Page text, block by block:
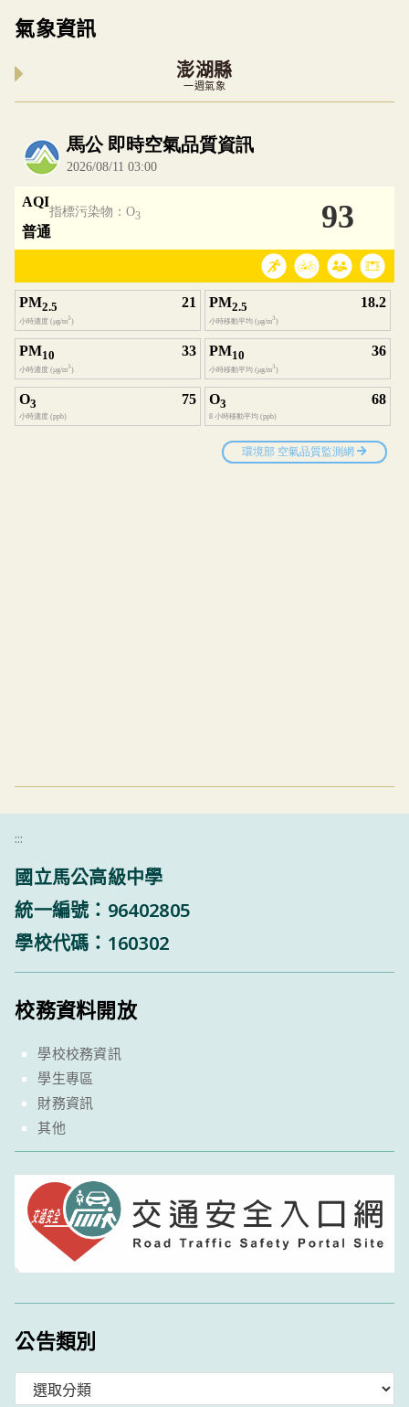
氣象資訊
澎湖縣
一週氣象
內嵌空氣品質小工具為視覺預覽，完整即時空
:::
國立馬公高級中學
統一編號：96402805
學校代碼：160302
校務資料開放
學校校務資訊
學生專區
財務資訊
其他
公告類別